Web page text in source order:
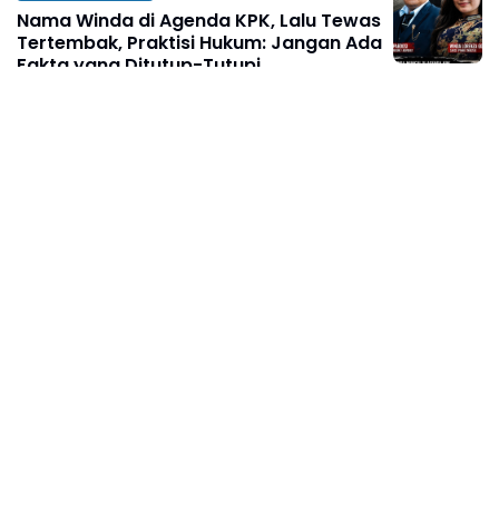
Nama Winda di Agenda KPK, Lalu Tewas
Tertembak, Praktisi Hukum: Jangan Ada
Fakta yang Ditutup-Tutupi